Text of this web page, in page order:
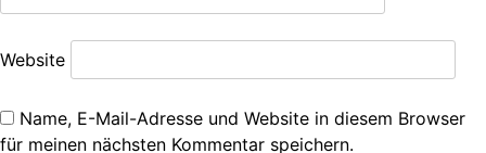
Website
Name, E-Mail-Adresse und Website in diesem Browser
für meinen nächsten Kommentar speichern.